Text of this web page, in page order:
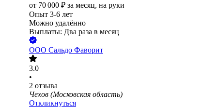
от 70 000 ₽ за месяц, на руки
Опыт 3-6 лет
Можно удалённо
Выплаты: Два раза в месяц
ООО Сальдо Фаворит
3.0
•
2 отзыва
Чехов (Московская область)
Откликнуться